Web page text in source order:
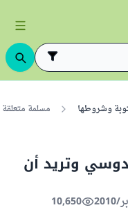
وشروطها مسلمة
وتريد أن
10,650